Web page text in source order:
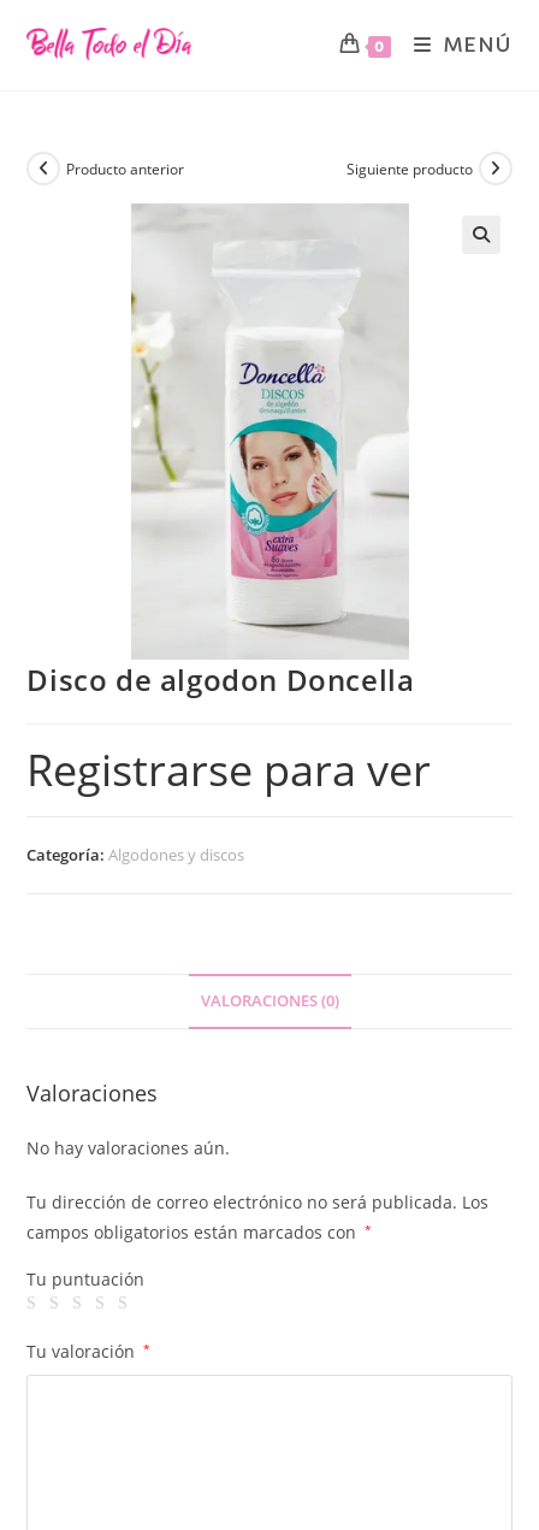
0 MENÚ
Producto anterior Siguiente producto
Disco de algodon Doncella
Registrarse para ver
Categoría:Algodones y discos
VALORACIONES (0)
Valoraciones
No hay valoraciones aún.
Tu dirección de correo electrónico no será publicada. Los
campos obligatorios están marcados con
*
Tu puntuación
Tu valoración *